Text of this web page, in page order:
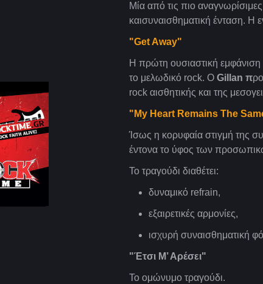
Μία από τις πιο
καισυναισθηματική ένταση.
"Get Away"
Η πρώτη ουσιαστική εμφάνιση
το μελωδικό rock. Ο Gillan π
rock αισθητικής και της
"My Heart Remains The
Ίσως η κορυφαία στιγμή της
έντονα το ύφος των
Το τραγούδι διαθέτει:
δυναμικό refrain,
εξαιρετικές αρμονίες,
ισχυρή συναισθηματική
"Έτσι Μ’ Αρέσει"
Το ομώνυμο τραγούδι.